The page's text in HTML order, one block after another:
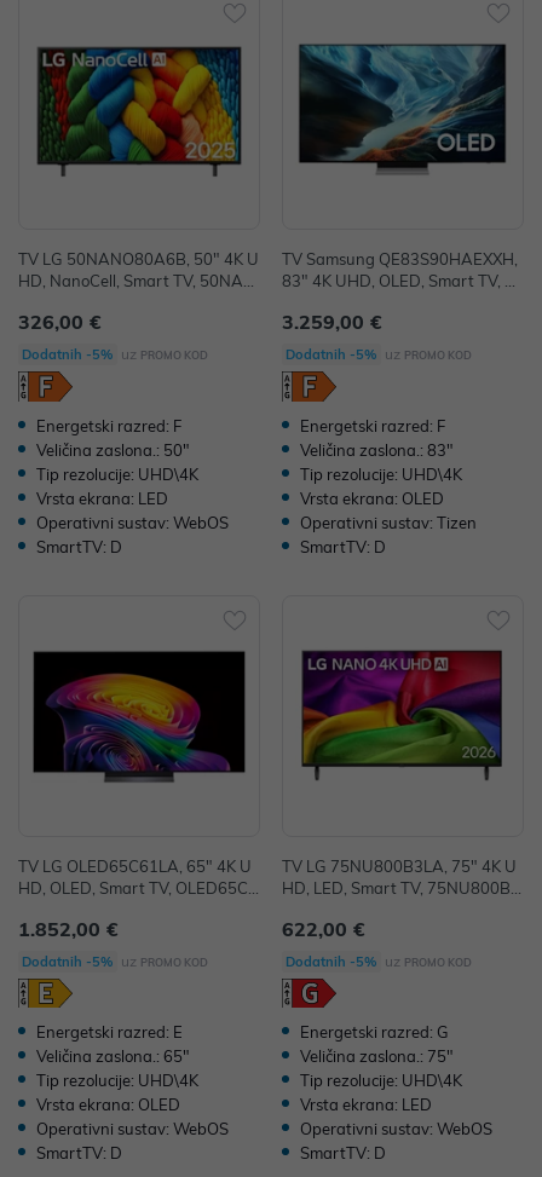
TV LG 50NANO80A6B, 50" 4K U
HD, NanoCell, Smart TV, 50NAN
326,00 €
Dodatnih -5% uz PROMO KOD
Energetski razred: F
Veličina zaslona.: 50"
Tip rezolucije: UHD\4K
Vrsta ekrana: LED
Operativni sustav: WebOS
SmartTV: D
TV Samsung QE83S90HAEXXH,
83" 4K UHD, OLED, Smart TV, Q
3.259,00 €
Dodatnih -5% uz PROMO KOD
Energetski razred: F
Veličina zaslona.: 83"
Tip rezolucije: UHD\4K
Vrsta ekrana: OLED
Operativni sustav: Tizen
SmartTV: D
TV LG OLED65C61LA, 65" 4K U
HD, OLED, Smart TV, OLED65C6
1.852,00 €
Dodatnih -5% uz PROMO KOD
Energetski razred: E
Veličina zaslona.: 65"
Tip rezolucije: UHD\4K
Vrsta ekrana: OLED
Operativni sustav: WebOS
SmartTV: D
TV LG 75NU800B3LA, 75" 4K U
HD, LED, Smart TV, 75NU800B3
622,00 €
Dodatnih -5% uz PROMO KOD
Energetski razred: G
Veličina zaslona.: 75"
Tip rezolucije: UHD\4K
Vrsta ekrana: LED
Operativni sustav: WebOS
SmartTV: D